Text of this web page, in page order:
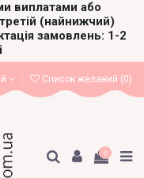
виплатами або
(найнижчий)
замовлень: 1-2
Список желаний (0)
0